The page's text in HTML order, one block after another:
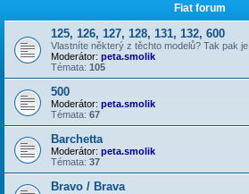
Fiat forum
125, 126, 127, 128, 131, 132, 600
Vlastníte některý z těchto modelů? Tak pak
Moderátor: peta.smolik
Témata: 105
500
Moderátor: peta.smolik
Témata: 67
Barchetta
Moderátor: peta.smolik
Témata: 37
Bravo / Brava